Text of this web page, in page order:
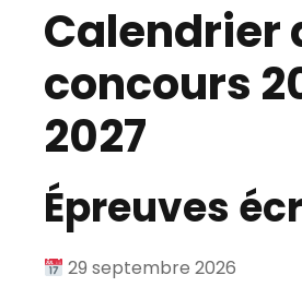
Calendrier
concours
2027
Épreuves
29 septembre 2026